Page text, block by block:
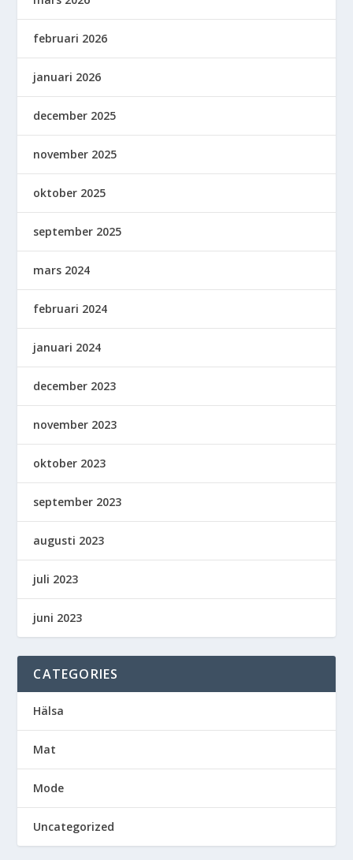
februari 2026
januari 2026
december 2025
november 2025
oktober 2025
september 2025
mars 2024
februari 2024
januari 2024
december 2023
november 2023
oktober 2023
september 2023
augusti 2023
juli 2023
juni 2023
CATEGORIES
Hälsa
Mat
Mode
Uncategorized